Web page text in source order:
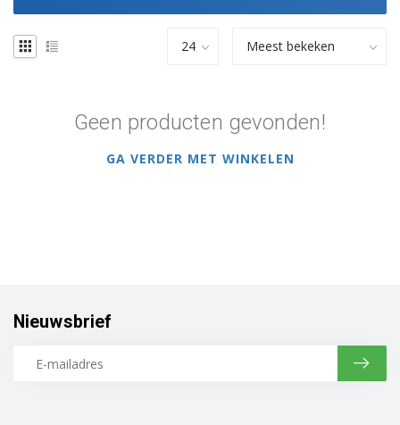
Geen producten gevonden!
GA VERDER MET WINKELEN
Nieuwsbrief